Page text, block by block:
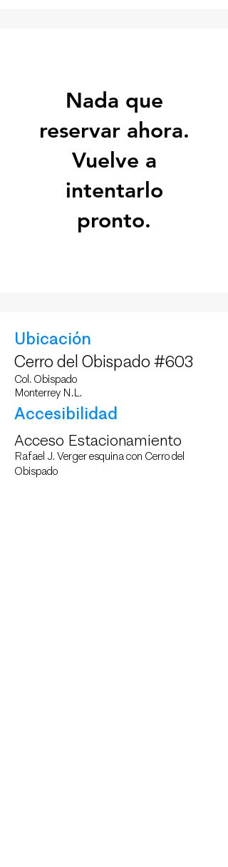
Nada que
reservar ahora.
Vuelve a
intentarlo
pronto.
Ubicación
Cerro del Obispado #603
Col. Obispado
Monterrey N.L.
Accesibilidad
Acceso Estacionamiento
Rafael J. Verger esquina con Cerro del
Obispado